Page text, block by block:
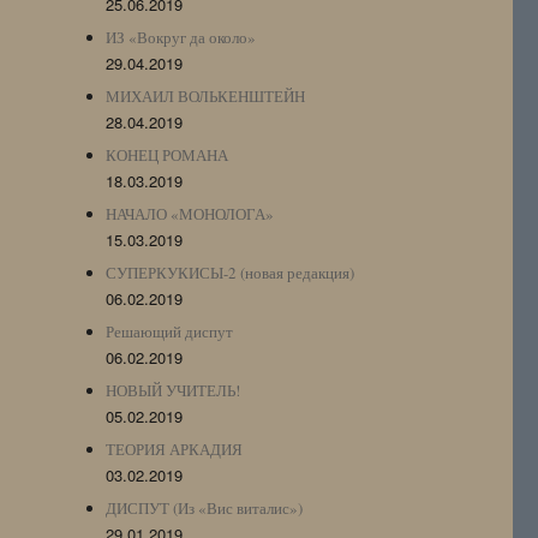
ИЗ «Вокруг да около»
29.04.2019
МИХАИЛ ВОЛЬКЕНШТЕЙН
28.04.2019
КОНЕЦ РОМАНА
18.03.2019
НАЧАЛО «МОНОЛОГА»
15.03.2019
СУПЕРКУКИСЫ-2 (новая редакция)
06.02.2019
Решающий диспут
06.02.2019
НОВЫЙ УЧИТЕЛЬ!
05.02.2019
ТЕОРИЯ АРКАДИЯ
03.02.2019
ДИСПУТ (Из «Вис виталис»)